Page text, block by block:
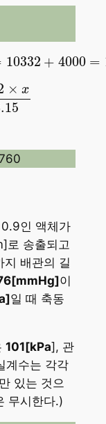
10332 + 4000 =
+ 4000=
× x
= 10332
인 액체가
로 송출되고
지 배관의 길
이
일 때 축동
101[kPa], 관
계수는 각각
있는 것으
무시한다.)